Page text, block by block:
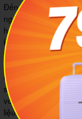
Đến với nhà hàng
ngợp bởi thực đơn
hải sản mà chỉ có
kể đến như cá lóc
trê vàng, rắn hổ
tại vùng biển Cà
dễ dàng tìm thấy tại
sẽ hoàn toàn đắm
với vô vàn món ăn
liệu đặc trưng xứ